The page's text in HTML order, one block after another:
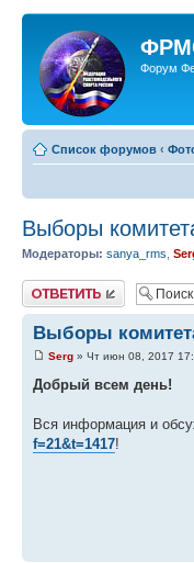
Форум
Список форумов ‹
Выборы
Модераторы: sanya_rms
Ответить
Выборы
Serg » Чт июн 08, 2017
Добрый всем день!
Вся информация и
f=21&t=1417!